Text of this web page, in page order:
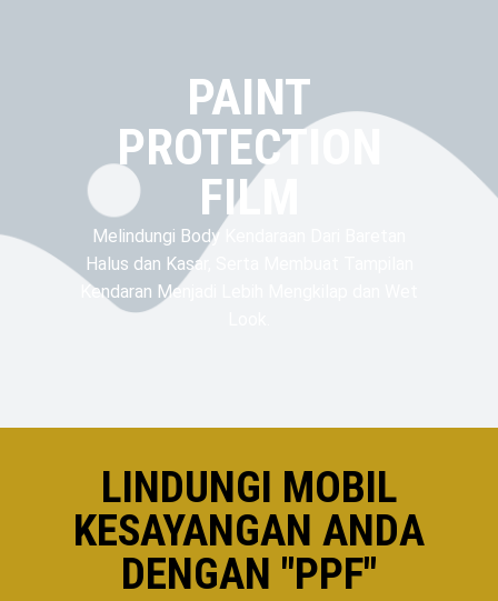
PAINT
PROTECTION
FILM
Melindungi Body Kendaraan Dari Baretan
Halus dan Kasar, Serta Membuat Tampilan
Kendaran Menjadi Lebih Mengkilap dan Wet
LINDUNGI MOBIL
KESAYANGAN ANDA
DENGAN "PPF"